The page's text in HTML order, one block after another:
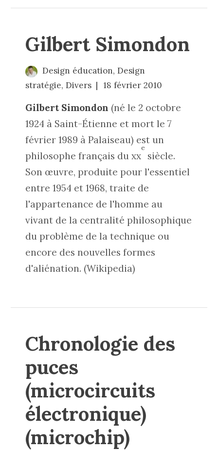
Gilbert Simondon
Design éducation, Design
stratégie,Divers 18 février 2010
Gilbert Simondon (né le 2 octobre
1924 à Saint-Étienne et mort le 7
février 1989 à Palaiseau) est un
philosophe français duxx
e
siècle.
Son œuvre, produite pour l'essentiel
entre 1954 et 1968, traite de
l'appartenance de l'homme au
vivant de la centralité philosophique
du problème de latechnique ou
encore des nouvelles formes
d'aliénation. (Wikipedia)
Chronologie des
puces
(microcircuits
électronique)
(microchip)